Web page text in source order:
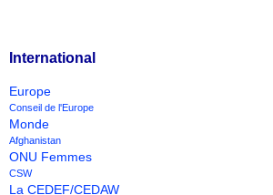
International
Europe
Conseil de l'Europe
Monde
Afghanistan
ONU Femmes
CSW
La CEDEF/CEDAW